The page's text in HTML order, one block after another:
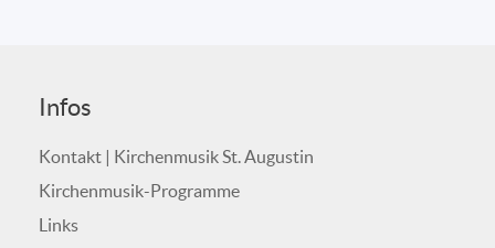
Infos
Kontakt | Kirchenmusik St. Augustin
Kirchenmusik-Programme
Links